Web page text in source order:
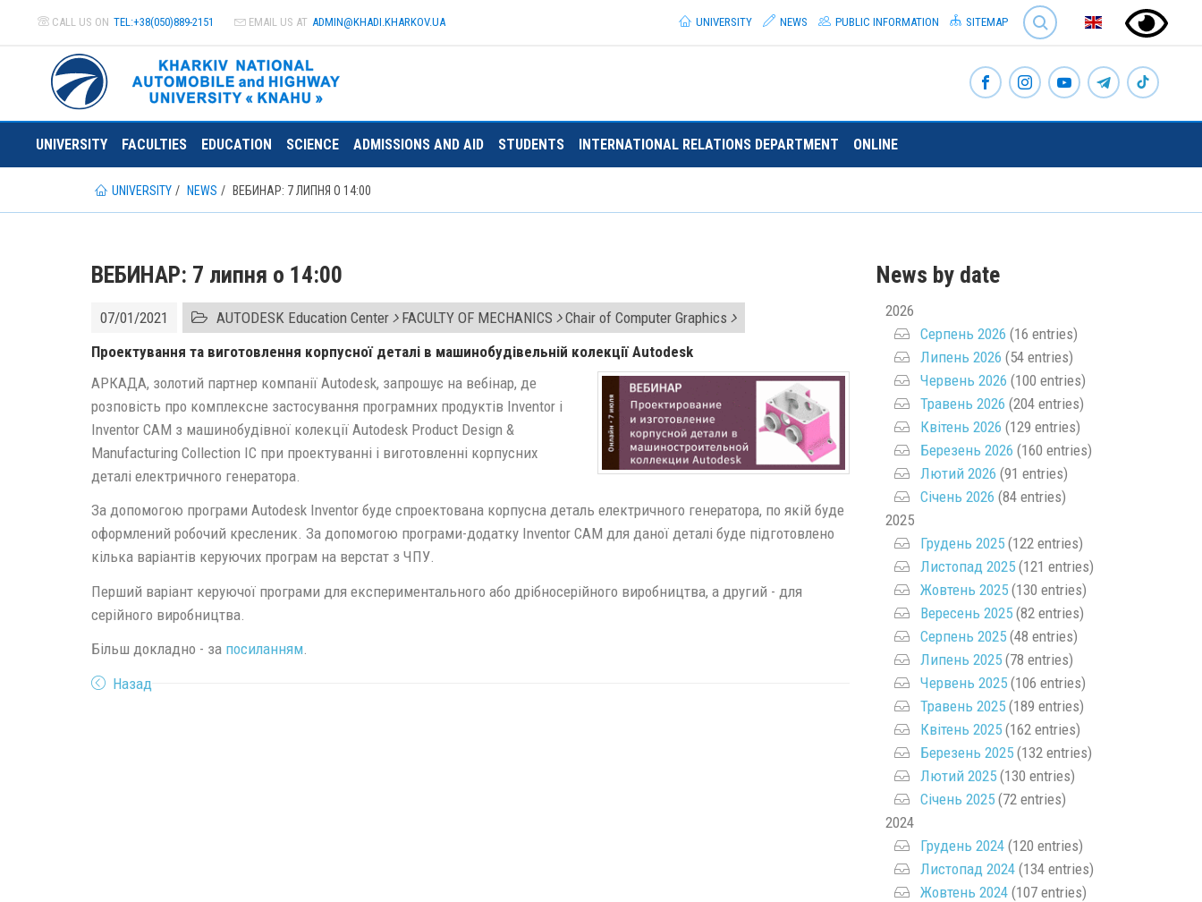
CALL US ON TEL:+38(050)889-2151 EMAIL US AT ADMIN@KHADI.KHARKOV.UA
SEARCH
UNIVERSITY
NEWS PUBLIC INFORMATION SITEMAP
UNIVERSITY FACULTIES EDUCATION SCIENCE ADMISSIONS AND AID STUDENTS INTERNATIONAL RELATIONS DEPARTMENT ONLINE
UNIVERSITY NEWS ВЕБИНАР: 7 ЛИПНЯ О 14:00
ВЕБИНАР: 7 липня о 14:00
07/01/2021 AUTODESK Education Center FACULTY OF MECHANICS Chair of Computer Graphics
Проектування та виготовлення корпусної деталі в машинобудівельній колекції Autodesk
АРКАДА, золотий партнер компанії Autodesk, запрошує на вебінар, де
розповість про комплексне застосування програмних продуктів Inventor і
Inventor CAM з машинобудівної колекції Autodesk Product Design &
Manufacturing Collection IC при проектуванні і виготовленні корпусних
деталі електричного генератора.
За допомогою програми Autodesk Inventor буде спроектована корпусна деталь електричного генератора, по якій буде
оформлений робочий кресленик. За допомогою програми-додатку Inventor CAM для даної деталі буде підготовлено
кілька варіантів керуючих програм на верстат з ЧПУ.
Перший варіант керуючої програми для експериментального або дрібносерійного виробництва, а другий - для
серійного виробництва.
Більш докладно - за посиланням.
Назад
News by date
2026
Серпень 2026 (16 entries)
Липень 2026 (54 entries)
Червень 2026 (100 entries)
Травень 2026 (204 entries)
Квітень 2026 (129 entries)
Березень 2026 (160 entries)
Лютий 2026 (91 entries)
Січень 2026 (84 entries)
2025
Грудень 2025(122 entries)
Листопад 2025(121 entries)
Жовтень 2025(130 entries)
Вересень 2025(82 entries)
Серпень 2025(48 entries)
Липень 2025(78 entries)
Червень 2025(106 entries)
Травень 2025(189 entries)
Квітень 2025(162 entries)
Березень 2025(132 entries)
Лютий 2025(130 entries)
Січень 2025(72 entries)
2024
Грудень 2024(120 entries)
Листопад 2024(134 entries)
Жовтень 2024(107 entries)